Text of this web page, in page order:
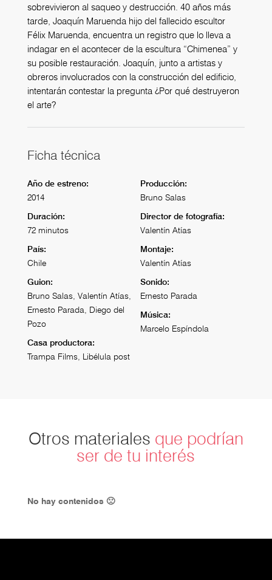
sobrevivieron al saqueo y destrucción. 40 años más
tarde, Joaquín Maruenda hijo del fallecido escultor
Félix Maruenda, encuentra un registro que lo lleva a
indagar en el acontecer de la escultura “Chimenea” y
su posible restauración. Joaquín, junto a artistas y
obreros involucrados con la construcción del edificio,
intentarán contestar la pregunta ¿Por qué destruyeron
el arte?
Ficha técnica
Año de estreno:
2014
Duración:
72 minutos
País:
Chile
Guion:
Bruno Salas, Valentín Atías,
Ernesto Parada, Diego del
Pozo
Casa productora:
Trampa Films, Libélula post
Producción:
Bruno Salas
Director de fotografía:
Valentín Atías
Montaje:
Valentín Atías
Sonido:
Ernesto Parada
Música:
Marcelo Espíndola
Otros materiales que podrían
ser de tu interés
No hay contenidos 🙁